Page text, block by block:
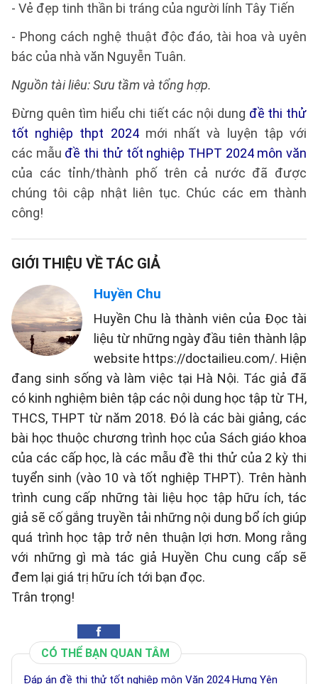
- Vẻ đẹp tinh thần bi tráng của người lính Tây Tiến
- Phong cách nghệ thuật độc đáo, tài hoa và uyên
bác của nhà văn Nguyễn Tuân.
Nguồn tài liêu: Sưu tầm và tổng hợp.
Đừng quên tìm hiểu chi tiết các nội dung đề thi thử
tốt nghiệp thpt 2024mới nhất và luyện tập với
các mẫu đề thi thử tốt nghiệp THPT 2024 môn văn
của các tỉnh/thành phố trên cả nước đã được
chúng tôi cập nhật liên tục. Chúc các em thành
công!
GIỚI THIỆU VỀ TÁC GIẢ
Huyền Chu
Huyền Chu là thành viên của Đọc tài
liệu từ những ngày đầu tiên thành lập
website https://doctailieu.com/. Hiện
đang sinh sống và làm việc tại Hà Nội. Tác giả đã
có kinh nghiệm biên tập các nội dung học tập từ TH,
THCS, THPT từ năm 2018. Đó là các bài giảng, các
bài học thuộc chương trình học của Sách giáo khoa
của các cấp học, là các mẫu đề thi thử của 2 kỳ thi
tuyển sinh (vào 10 và tốt nghiệp THPT). Trên hành
trình cung cấp những tài liệu học tập hữu ích, tác
giả sẽ cố gắng truyền tải những nội dung bổ ích giúp
quá trình học tập trở nên thuận lợi hơn. Mong rằng
với những gì mà tác giả Huyền Chu cung cấp sẽ
đem lại giá trị hữu ích tới bạn đọc.
Trân trọng!
CÓ THỂ BẠN QUAN TÂM
Đáp án đề thi thử tốt nghiệp môn Văn 2024 Hưng Yên